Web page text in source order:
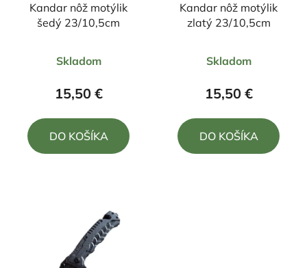
Kandar nôž motýlik
šedý 23/10,5cm
hodnotenie
produktu
z
Skladom
15,50 €
DO KOŠÍKA
Kandar nôž motýlik
zlatý 23/10,5cm
hodnotenie
produktu
z
Skladom
15,50 €
DO KOŠÍKA